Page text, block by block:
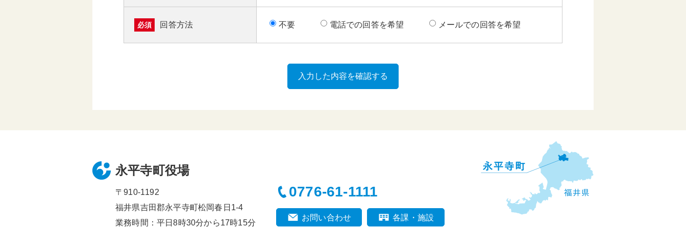
必須 回答方法 不要 電話での回答を希望 メールでの回答を希望
永平寺町役場
〒910-1192
福井県吉田郡永平寺町松岡春日1-4
業務時間：平日8時30分から17時15分
0776-61-1111
お問い合わせ 各課・施設